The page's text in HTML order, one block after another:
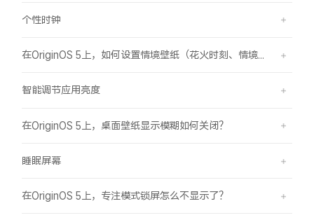
个性时钟
智能调节应用亮度
在OriginOS 5上，桌面壁纸显示模糊如何关闭？
睡眠屏幕
在OriginOS 5上，专注模式锁屏怎么不显示了？